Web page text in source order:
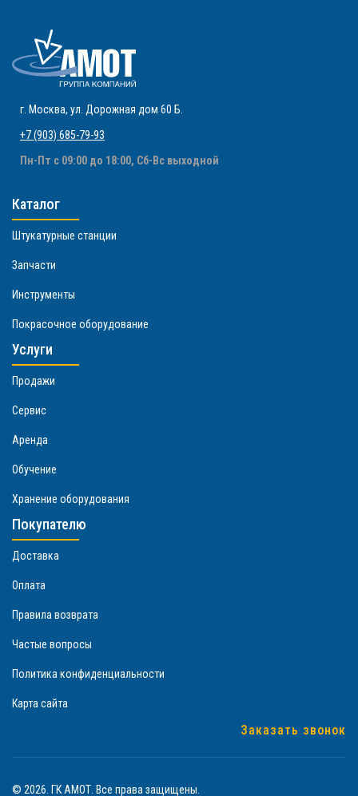
г. Москва, ул. Дорожная дом 60 Б
+7 (903) 685-79-93
Пн-Пт с 09:00 до 18:00, Сб-Вс выходной
Каталог
Штукатурные станции
Запчасти
Инструменты
Покрасочное оборудование
Услуги
Продажи
Сервис
Аренда
Обучение
Хранение оборудования
Покупателю
Доставка
Оплата
Правила возврата
Частые вопросы
Политика конфиденциальности
Карта сайта
Заказать звонок
© 2026. ГК АМОТ. Все права защищены.